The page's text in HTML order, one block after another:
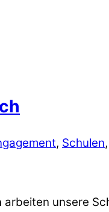
, Schulen,
unsere